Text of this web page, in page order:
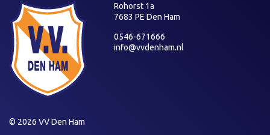
Rohorst 1a
7683 PE Den Ham
0546-671666
info@vvdenham.nl
© 2026 VV Den Ham